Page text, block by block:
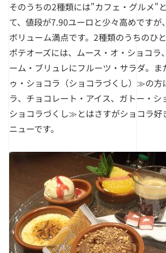
そのうちの2種類には"カフェ・グルメ"
て、値段が7.90ユーロと少々高めですが
ボリューム満点です。2種類のうちのひ
ポテオーズには、ムース・オ・ショコラ
ーム・ブリュレにフルーツ・サラダ。
ゥ・ショコラ（ショコラづくし）≫の方
ラ、チョコレート・アイス、ガトー・
ショコラづくし≫とはさすがショコラ好
ニューです。